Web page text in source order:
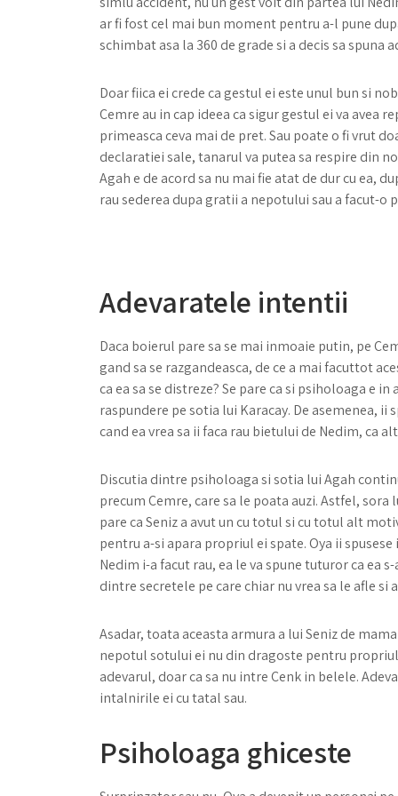
ar fi fost cel mai bun moment pentru a-l pune
schimbat asa la 360 de grade si a decis sa spuna
Doar fiica ei crede ca gestul ei este unul bun si
Cemre au in cap ideea ca sigur gestul ei va avea
primeasca ceva mai de pret. Sau poate o fi vrut
declaratiei sale, tanarul va putea sa respire din
Agah e de acord sa nu mai fie atat de dur cu ea,
rau sederea dupa gratii a nepotului sau a facut-o
Adevaratele intentii
Daca boierul pare sa se mai inmoaie putin, pe
gand sa se razgandeasca, de ce a mai facuttot
ca ea sa se distreze? Se pare ca si psiholoaga e
raspundere pe sotia lui Karacay. De asemenea,
cand ea vrea sa ii faca rau bietului de Nedim, ca
Discutia dintre psiholoaga si sotia lui Agah
precum Cemre, care sa le poata auzi. Astfel,
pare ca Seniz a avut un cu totul si cu totul alt
pentru a-si apara propriul ei spate. Oya ii
Nedim i-a facut rau, ea le va spune tuturor ca ea
dintre secretele pe care chiar nu vrea sa le afle si
Asadar, toata aceasta armura a lui Seniz de
nepotul sotului ei nu din dragoste pentru propriul
adevarul, doar ca sa nu intre Cenk in belele.
intalnirile ei cu tatal sau.
Psiholoaga ghiceste